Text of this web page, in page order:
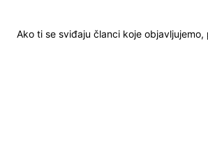
Ako ti se sviđaju članci koje